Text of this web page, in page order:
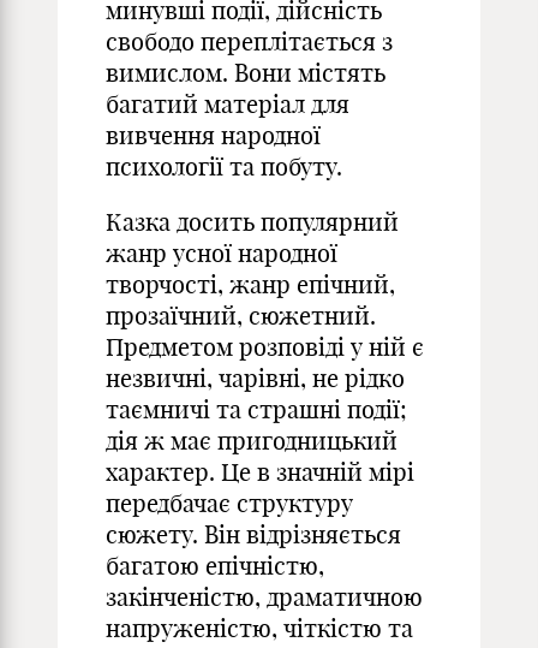
минувші події, дійсність
свободо переплітається з
вимислом. Вони містять
багатий матеріал для
вивчення народної
психології та побуту.
Казка досить популярний
жанр усної народної
творчості, жанр епічний,
прозаїчний, сюжетний.
Предметом розповіді у ній є
незвичні, чарівні, не рідко
таємничі та страшні події;
дія ж має пригодницький
характер. Це в значній мірі
передбачає структуру
сюжету. Він відрізняється
багатою епічністю,
закінченістю, драматичною
напруженістю, чіткістю та